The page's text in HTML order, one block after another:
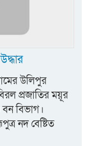
উলিপুর
প্রজাতির ময়ূর
বিভাগ।
নদ বেষ্টিত